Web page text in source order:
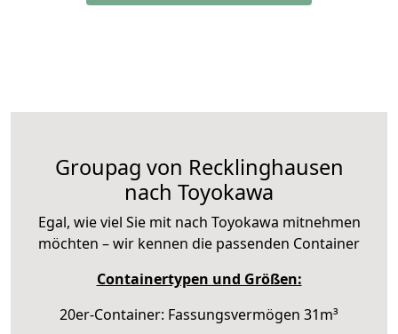
Groupag von Recklinghausen
nach Toyokawa
Egal, wie viel Sie mit nach Toyokawa mitnehmen
möchten – wir kennen die passenden Container
Containertypen und Größen:
20er-Container: Fassungsvermögen 31m³